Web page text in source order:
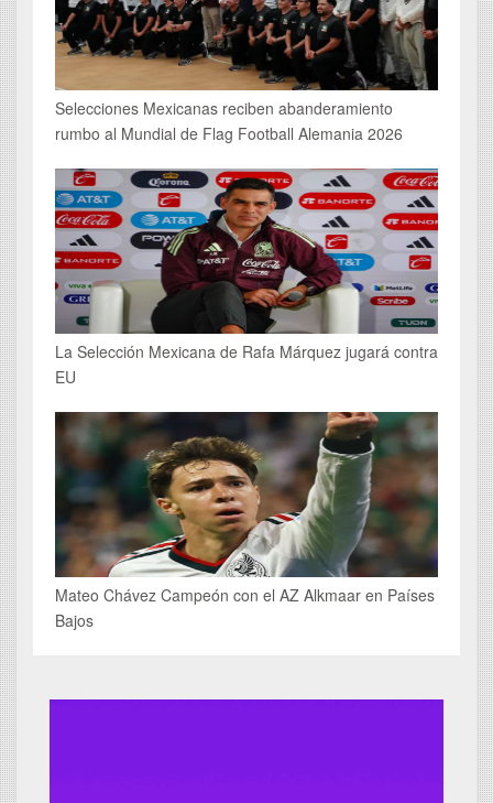
Selecciones Mexicanas reciben abanderamiento
rumbo al Mundial de Flag Football Alemania 2026
La Selección Mexicana de Rafa Márquez jugará contra
EU
Mateo Chávez Campeón con el AZ Alkmaar en Países
Bajos